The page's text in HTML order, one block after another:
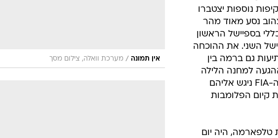
אין תמונה / מערכת וואלה, צילום מסך
נוספות יצטברו
נסע מאוד מהר
וסיים במקום ה-15 הכללי בספיישל הראשון
בספיישל השני. את ההוכחה
גם ברמה בין
למחנה הלילה 
הבודק הטכני הראשי של ה-FIA ניגש אליהם
קיום הפלומבות
טלפארמה, היה יום